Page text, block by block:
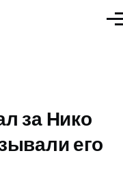
за Нико
его